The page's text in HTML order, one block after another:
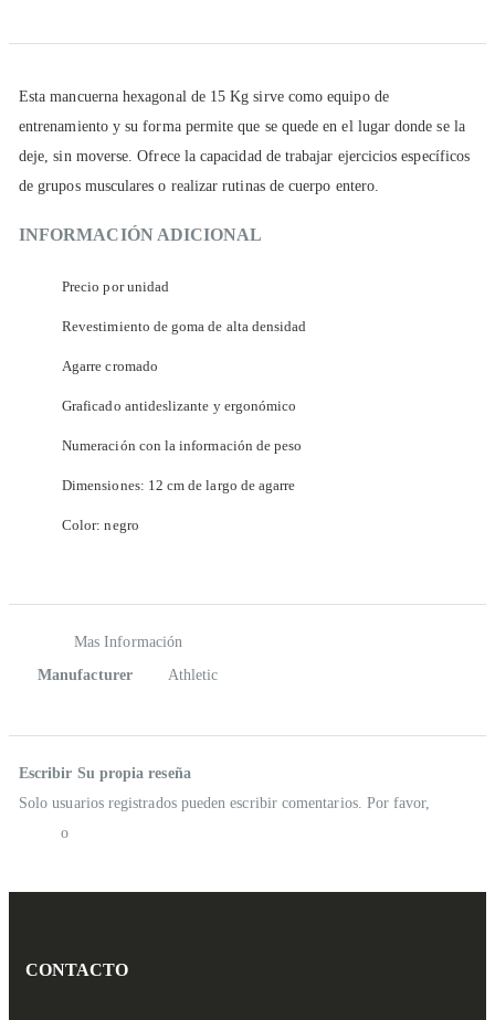
Esta mancuerna hexagonal de 15 Kg sirve como equipo de
entrenamiento y su forma permite que se quede en el lugar donde se la
deje, sin moverse. Ofrece la capacidad de trabajar ejercicios específicos
de grupos musculares o realizar rutinas de cuerpo entero.
INFORMACIÓN ADICIONAL
Precio por unidad
Revestimiento de goma de alta densidad
Agarre cromado
Graficado antideslizante y ergonómico
Numeración con la información de peso
Dimensiones: 12 cm de largo de agarre
Color: negro
Mas Información
Manufacturer
Athletic
Escribir Su propia reseña
Solo usuarios registrados pueden escribir comentarios. Por favor,
o
CONTACTO